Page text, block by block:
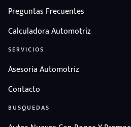
Preguntas Frecuentes
Calculadora Automotriz
SERVICIOS
Asesoría Automotríz
Contacto
BUSQUEDAS